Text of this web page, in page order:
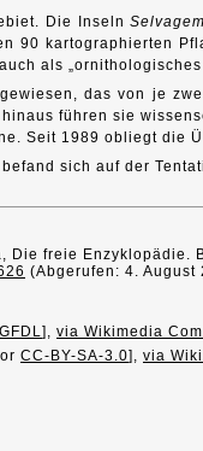
Die Inseln
90 kartographierten
als
das von je
führen sie
Seit 1989 obliegt die
sich auf der
Die freie
(Abgerufen: 4. August
GFDL ], via Wikimedia
or CC-BY-SA-3.0], via